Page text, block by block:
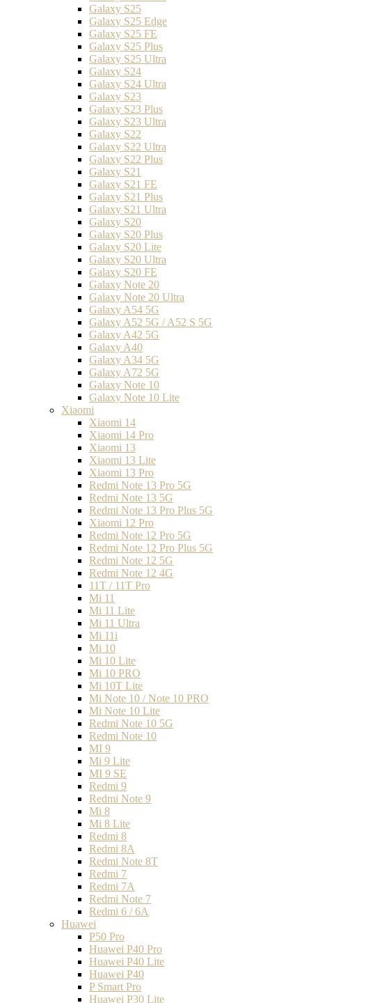
Galaxy S25
Galaxy S25 Edge
Galaxy S25 FE
Galaxy S25 Plus
Galaxy S25 Ultra
Galaxy S24
Galaxy S24 Ultra
Galaxy S23
Galaxy S23 Plus
Galaxy S23 Ultra
Galaxy S22
Galaxy S22 Ultra
Galaxy S22 Plus
Galaxy S21
Galaxy S21 FE
Galaxy S21 Plus
Galaxy S21 Ultra
Galaxy S20
Galaxy S20 Plus
Galaxy S20 Lite
Galaxy S20 Ultra
Galaxy S20 FE
Galaxy Note 20
Galaxy Note 20 Ultra
Galaxy A54 5G
Galaxy A52 5G / A52 S 5G
Galaxy A42 5G
Galaxy A40
Galaxy A34 5G
Galaxy A72 5G
Galaxy Note 10
Galaxy Note 10 Lite
Xiaomi
Xiaomi 14
Xiaomi 14 Pro
Xiaomi 13
Xiaomi 13 Lite
Xiaomi 13 Pro
Redmi Note 13 Pro 5G
Redmi Note 13 5G
Redmi Note 13 Pro Plus 5G
Xiaomi 12 Pro
Redmi Note 12 Pro 5G
Redmi Note 12 Pro Plus 5G
Redmi Note 12 5G
Redmi Note 12 4G
11T / 11T Pro
Mi 11
Mi 11 Lite
Mi 11 Ultra
Mi 11i
Mi 10
Mi 10 Lite
Mi 10 PRO
Mi 10T Lite
Mi Note 10 / Note 10 PRO
Mi Note 10 Lite
Redmi Note 10 5G
Redmi Note 10
MI 9
Mi 9 Lite
MI 9 SE
Redmi 9
Redmi Note 9
Mi 8
Mi 8 Lite
Redmi 8
Redmi 8A
Redmi Note 8T
Redmi 7
Redmi 7A
Redmi Note 7
Redmi 6 / 6A
Huawei
P50 Pro
Huawei P40 Pro
Huawei P40 Lite
Huawei P40
P Smart Pro
Huawei P30 Lite